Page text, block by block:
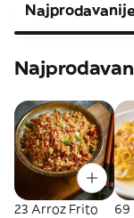
Najprodavanije
23 Arroz Frito
69